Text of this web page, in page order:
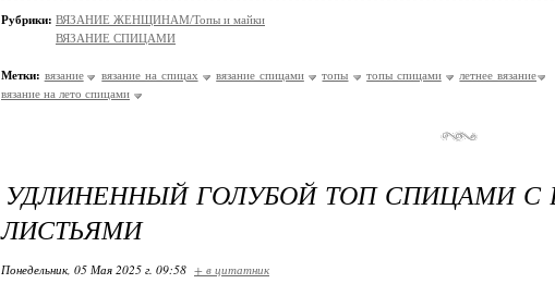
Рубрики: ВЯЗАНИЕ ЖЕНЩИНАМ/Топы и майки
ВЯЗАНИЕ СПИЦАМИ
Метки: вязание вязание на спицах вязание спицами топы топы спицами
летнее вязание
вязание на лето спицами
УДЛИНЕННЫЙ ГОЛУБОЙ ТОП СПИЦАМИ С
ЛИСТЬЯМИ
Понедельник, 05 Мая 2025 г. 09:58 + в цитатник